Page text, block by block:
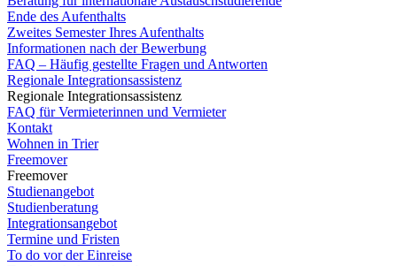
Ende des Aufenthalts
Zweites Semester Ihres Aufenthalts
Informationen nach der Bewerbung
FAQ – Häufig gestellte Fragen und Antworten
Regionale Integrationsassistenz
Regionale Integrationsassistenz
FAQ für Vermieterinnen und Vermieter
Kontakt
Wohnen in Trier
Freemover
Freemover
Studienangebot
Studienberatung
Integrationsangebot
Termine und Fristen
To do vor der Einreise